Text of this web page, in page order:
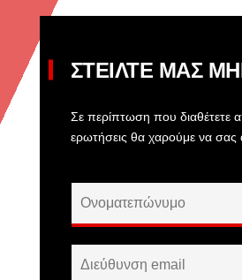
ΣΤΕΙΛΤΕ ΜΑΣ
Σε περίπτωση που διαθέτετε
ερωτήσεις θα χαρούμε να σας